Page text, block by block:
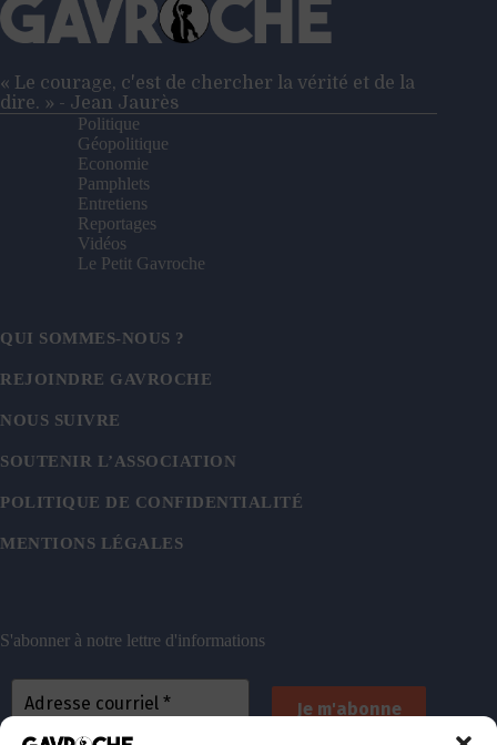
« Le courage, c'est de chercher la vérité et de la
dire. » - Jean Jaurès
Politique
Géopolitique
Economie
Pamphlets
Entretiens
Reportages
Vidéos
Le Petit Gavroche
QUI SOMMES-NOUS ?
REJOINDRE GAVROCHE
NOUS SUIVRE
SOUTENIR L’ASSOCIATION
POLITIQUE DE CONFIDENTIALITÉ
MENTIONS LÉGALES
S'abonner à notre lettre d'informations